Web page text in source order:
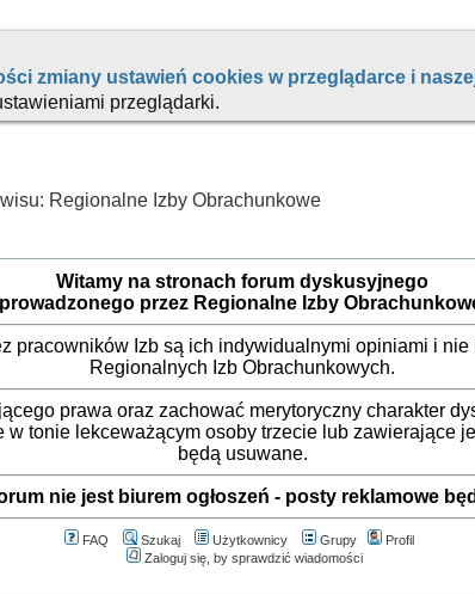
Witamy na stronach forum dyskusyjnego
prowadzonego przez Regionalne Izby
pracowników Izb są ich indywidualnymi opiniami i
Regionalnych Izb Obrachunkowych.
prawa oraz zachować merytoryczny charakter
w tonie lekceważącym osoby trzecie lub zawierające
będą usuwane.
nie jest biurem ogłoszeń - posty reklamowe
FAQ Szukaj Użytkownicy Grupy
Profil
Zaloguj się, by sprawdzić wiadomości